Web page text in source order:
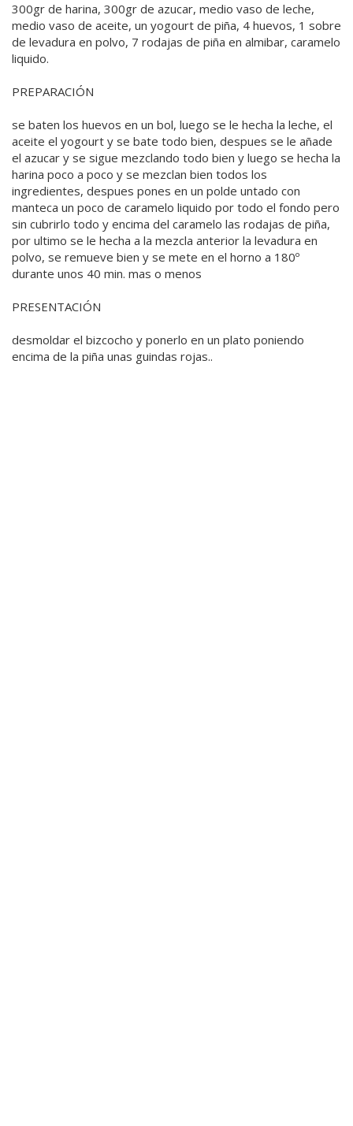
300gr de harina, 300gr de azucar, medio vaso de leche,
medio vaso de aceite, un yogourt de piña, 4 huevos, 1 sobre
de levadura en polvo, 7 rodajas de piña en almibar, caramelo
liquido.
PREPARACIÓN
se baten los huevos en un bol, luego se le hecha la leche, el
aceite el yogourt y se bate todo bien, despues se le añade
el azucar y se sigue mezclando todo bien y luego se hecha la
harina poco a poco y se mezclan bien todos los
ingredientes, despues pones en un polde untado con
manteca un poco de caramelo liquido por todo el fondo pero
sin cubrirlo todo y encima del caramelo las rodajas de piña,
por ultimo se le hecha a la mezcla anterior la levadura en
polvo, se remueve bien y se mete en el horno a 180º
durante unos 40 min. mas o menos
PRESENTACIÓN
desmoldar el bizcocho y ponerlo en un plato poniendo
encima de la piña unas guindas rojas..